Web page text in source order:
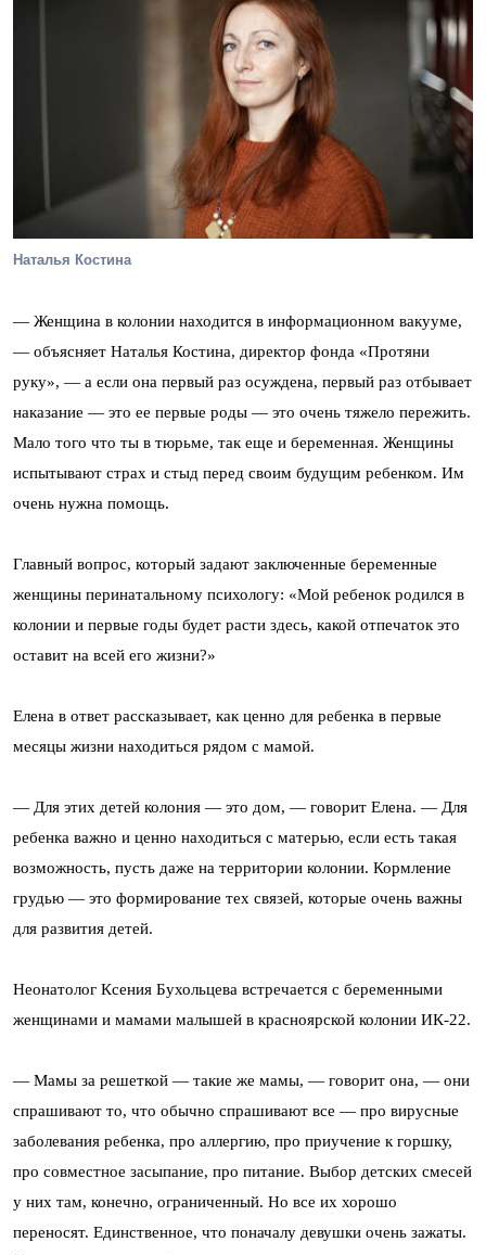
Наталья Костина
— Женщина в колонии находится в информационном вакууме,
— объясняет Наталья Костина, директор фонда «Протяни
руку», — а если она первый раз осуждена, первый раз отбывает
наказание — это ее первые роды — это очень тяжело пережить.
Мало того что ты в тюрьме, так еще и беременная. Женщины
испытывают страх и стыд перед своим будущим ребенком. Им
очень нужна помощь.
Главный вопрос, который задают заключенные беременные
женщины перинатальному психологу: «Мой ребенок родился в
колонии и первые годы будет расти здесь, какой отпечаток это
оставит на всей его жизни?»
Елена в ответ рассказывает, как ценно для ребенка в первые
месяцы жизни находиться рядом с мамой.
— Для этих детей колония — это дом, — говорит Елена. — Для
ребенка важно и ценно находиться с матерью, если есть такая
возможность, пусть даже на территории колонии. Кормление
грудью — это формирование тех связей, которые очень важны
для развития детей.
Неонатолог Ксения Бухольцева встречается с беременными
женщинами и мамами малышей в красноярской колонии ИК-22.
— Мамы за решеткой — такие же мамы, — говорит она, — они
спрашивают то, что обычно спрашивают все — про вирусные
заболевания ребенка, про аллергию, про приучение к горшку,
про совместное засыпание, про питание. Выбор детских смесей
у них там, конечно, ограниченный. Но все их хорошо
переносят. Единственное, что поначалу девушки очень зажаты.